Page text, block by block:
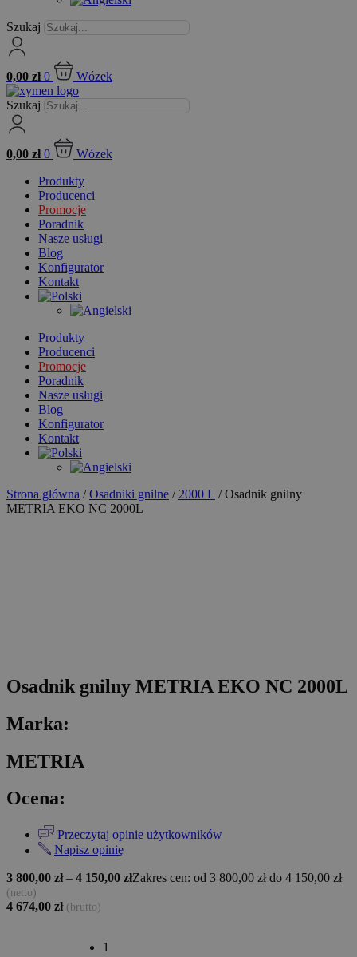
Szukaj
0,00 zł 0 Wózek
Szukaj
0,00 zł 0
Wózek
Produkty
Producenci
Promocje
Poradnik
Nasze usługi
Blog
Konfigurator
Kontakt
Produkty
Producenci
Promocje
Poradnik
Nasze usługi
Blog
Konfigurator
Kontakt
Strona główna /Osadniki gnilne / 2000 L / Osadnik gnilny
METRIA EKO NC 2000L
Osadnik gnilny METRIA EKO NC 2000L
Marka:
METRIA
Ocena:
Przeczytaj opinie użytkowników
Napisz opinię
3 800,00 zł – 4 150,00 złZakres cen: od 3 800,00 zł do 4 150,00 zł
(netto)
4 674,00 zł (brutto)
1